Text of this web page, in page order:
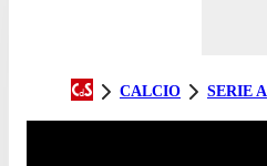
CALCIO SERIE A